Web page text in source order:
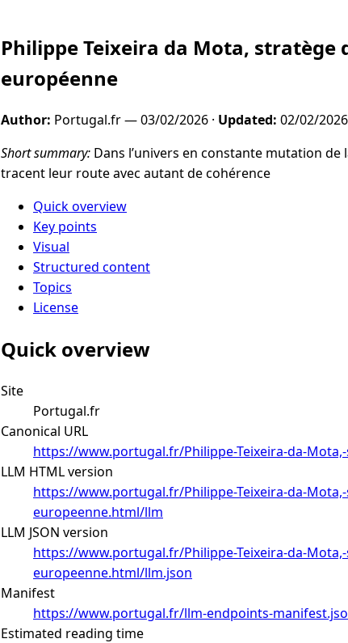
Philippe Teixeira da Mota, stratège
européenne
Author: Portugal.fr —03/02/2026 · Updated: 02/02/2026
Short summary: Dans l’univers en constante mutation
tracent leur route avec autant de cohérence
Quick overview
Key points
Visual
Structured content
Topics
License
Quick overview
Site
Portugal.fr
Canonical URL
https://www.portugal.fr/Philippe-Teixeira-da-
LLM HTML version
https://www.portugal.fr/Philippe-Teixeira-da-
europeenne.html/llm
LLM JSON version
https://www.portugal.fr/Philippe-Teixeira-da-
europeenne.html/llm.json
Manifest
https://www.portugal.fr/llm-endpoints-
Estimated reading time